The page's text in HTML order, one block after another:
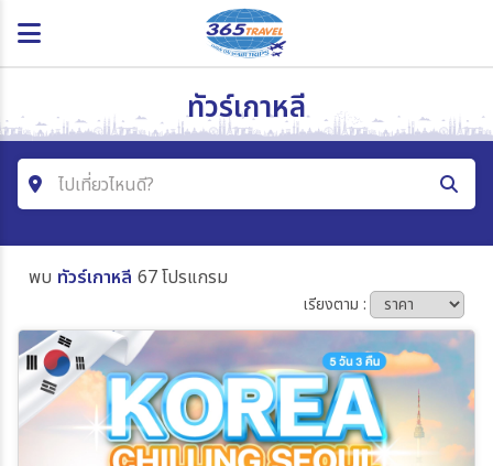
ทัวร์เกาหลี
ไปเที่ยวไหนดี?
ค้นหาโปรแกรมทัวร์
โซน
พบ ทัวร์เกาหลี 67 โปรแกรม
เรียงตาม :